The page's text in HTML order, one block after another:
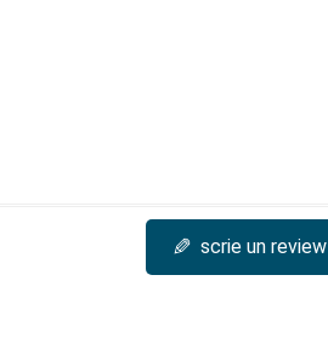
✎ scrie un review